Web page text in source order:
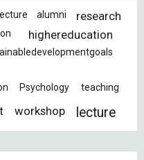
alumni research
highereducation
Psychology
teaching
workshop lecture